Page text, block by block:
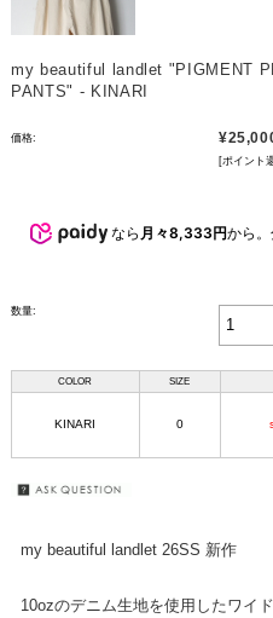
my beautiful landlet "PIGMENT
PANTS" - KINARI
価格:
[ポイント
なら 月々8,333円から
数量:
COLOR SIZE
KINARI 0
my beautiful landlet 26SS 新作
10ozのデニム生地を使用したワイ